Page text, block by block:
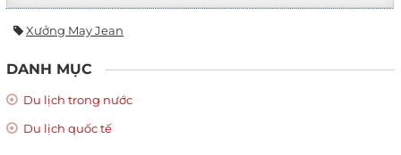
Xưởng May Jean
DANH MỤC
Du lịch trong nước
Du lịch quốc tế